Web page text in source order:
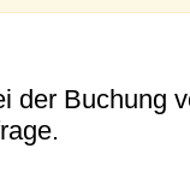
der Buchung